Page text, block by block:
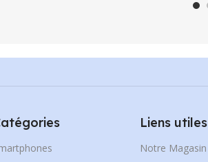
Liens utiles
Notre Magasin